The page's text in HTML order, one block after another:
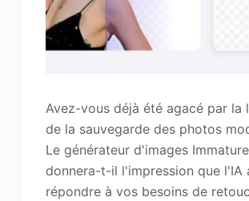
Avez-vous déjà été agacé par la
de la sauvegarde des photos
Le générateur d'images
donnera-t-il l'impression que l'IA
répondre à vos besoins de